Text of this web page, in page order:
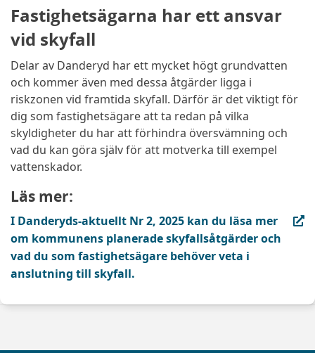
Fastighetsägarna har ett ansvar
vid skyfall
Delar av Danderyd har ett mycket högt grundvatten
och kommer även med dessa åtgärder ligga i
riskzonen vid framtida skyfall. Därför är det viktigt för
dig som fastighetsägare att ta redan på vilka
skyldigheter du har att förhindra översvämning och
vad du kan göra själv för att motverka till exempel
vattenskador.
Läs mer:
I Danderyds-aktuellt Nr 2, 2025 kan du läsa mer
om kommunens planerade skyfallsåtgärder och
vad du som fastighetsägare behöver veta i
anslutning till skyfall.
(extern länk, öppnas i ny flik)